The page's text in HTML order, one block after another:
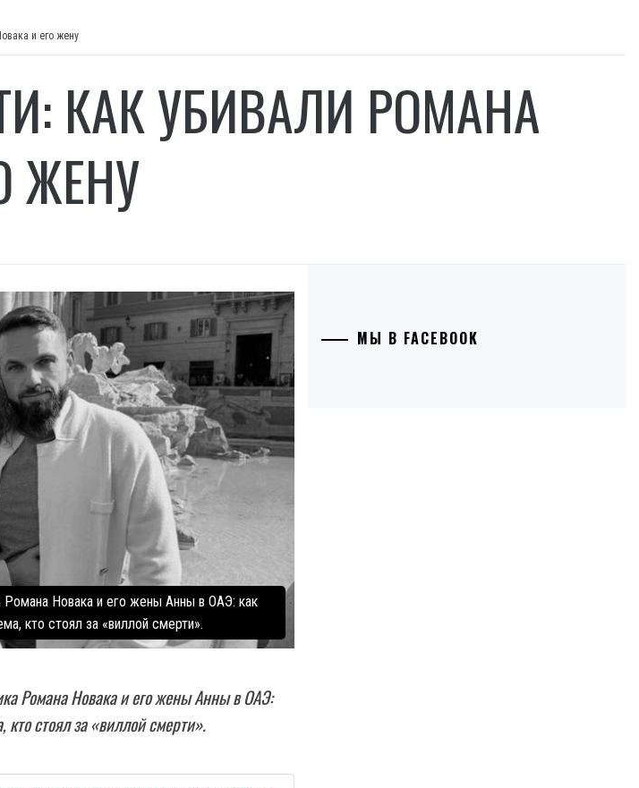
и его жену
КАК УБИВАЛИ РОМАНА
ЖЕНУ
Романа Новака и его жены Анны в ОАЭ: как
кто стоял за «виллой смерти».
Романа Новака и его жены Анны в ОАЭ:
кто стоял за «виллой смерти».
МЫ В FACEBOOK